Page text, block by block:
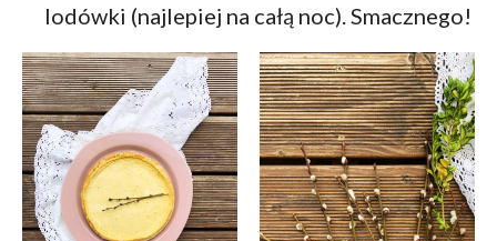
lodówki (najlepiej na całą noc). Smacznego!